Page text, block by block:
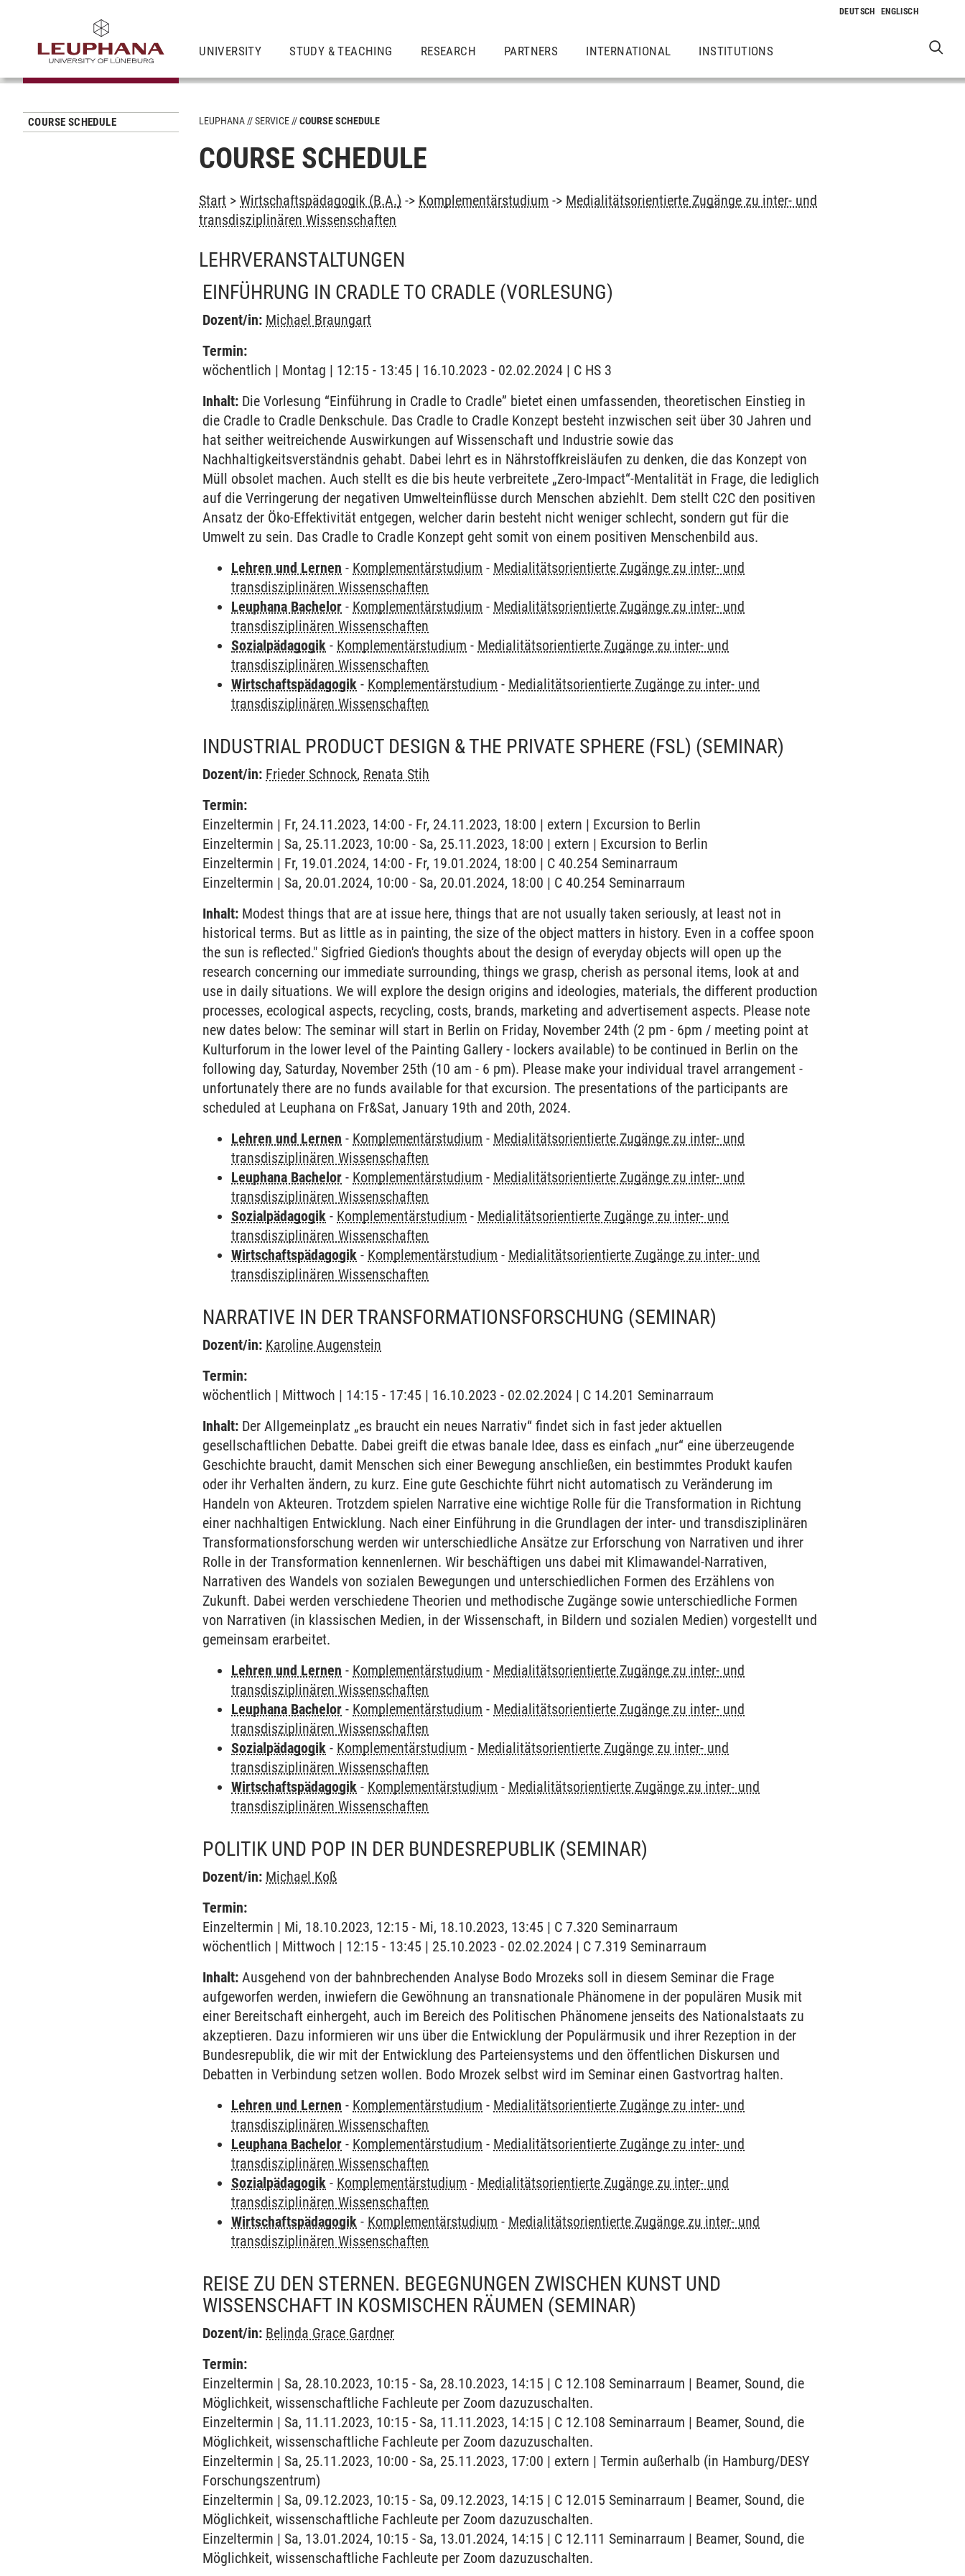
UNIVERSITY STUDY & TEACHING RESEARCH PARTNERS INTERNATIONAL INSTITUTIONS
COURSE SCHEDULE LEUPHANA SERVICE COURSE SCHEDULE
COURSE SCHEDULE
Start >Wirtschaftspädagogik (B.A.) -> Komplementärstudium -> Medialitätsorientierte Zugänge zu inter- und
transdisziplinären Wissenschaften
LEHRVERANSTALTUNGEN
EINFÜHRUNG IN CRADLE TO CRADLE (VORLESUNG)
Dozent/in: Michael Braungart
Termin:
wöchentlich | Montag | 12:15 - 13:45 | 16.10.2023 - 02.02.2024 | C HS 3
Inhalt: Die Vorlesung “Einführung in Cradle to Cradle” bietet einen umfassenden, theoretischen Einstieg in
die Cradle to Cradle Denkschule. Das Cradle to Cradle Konzept besteht inzwischen seit über 30 Jahren und
hat seither weitreichende Auswirkungen auf Wissenschaft und Industrie sowie das
Nachhaltigkeitsverständnis gehabt. Dabei lehrt es in Nährstoffkreisläufen zu denken, die das Konzept von
Müll obsolet machen. Auch stellt es die bis heute verbreitete „Zero-Impact“-Mentalität in Frage, die lediglich
auf die Verringerung der negativen Umwelteinflüsse durch Menschen abziehlt. Dem stellt C2C den positiven
Ansatz der Öko-Effektivität entgegen, welcher darin besteht nicht weniger schlecht, sondern gut für die
Umwelt zu sein. Das Cradle to Cradle Konzept geht somit von einem positiven Menschenbild aus.
Lehren und Lernen - Komplementärstudium - Medialitätsorientierte Zugänge zu inter- und
transdisziplinären Wissenschaften
Leuphana Bachelor - Komplementärstudium - Medialitätsorientierte Zugänge zu inter- und
transdisziplinären Wissenschaften
Sozialpädagogik - Komplementärstudium - Medialitätsorientierte Zugänge zu inter- und
transdisziplinären Wissenschaften
Wirtschaftspädagogik - Komplementärstudium - Medialitätsorientierte Zugänge zu inter- und
transdisziplinären Wissenschaften
INDUSTRIAL PRODUCT DESIGN & THE PRIVATE SPHERE (FSL) (SEMINAR)
Dozent/in: Frieder Schnock, Renata Stih
Termin:
Einzeltermin | Fr, 24.11.2023, 14:00 - Fr, 24.11.2023, 18:00 | extern | Excursion to Berlin
Einzeltermin | Sa, 25.11.2023, 10:00 - Sa, 25.11.2023, 18:00 | extern | Excursion to Berlin
Einzeltermin | Fr, 19.01.2024, 14:00 - Fr, 19.01.2024, 18:00 | C 40.254 Seminarraum
Einzeltermin | Sa, 20.01.2024, 10:00 - Sa, 20.01.2024, 18:00 | C 40.254 Seminarraum
Inhalt: Modest things that are at issue here, things that are not usually taken seriously, at least not in
historical terms. But as little as in painting, the size of the object matters in history. Even in a coffee spoon
the sun is reflected." Sigfried Giedion's thoughts about the design of everyday objects will open up the
research concerning our immediate surrounding, things we grasp, cherish as personal items, look at and
use in daily situations. We will explore the design origins and ideologies, materials, the different production
processes, ecological aspects, recycling, costs, brands, marketing and advertisement aspects. Please note
new dates below: The seminar will start in Berlin on Friday, November 24th (2 pm - 6pm / meeting point at
Kulturforum in the lower level of the Painting Gallery - lockers available) to be continued in Berlin on the
following day, Saturday, November 25th (10 am - 6 pm). Please make your individual travel arrangement -
unfortunately there are no funds available for that excursion. The presentations of the participants are
scheduled at Leuphana on Fr&Sat, January 19th and 20th, 2024.
Lehren und Lernen - Komplementärstudium - Medialitätsorientierte Zugänge zu inter- und
transdisziplinären Wissenschaften
Leuphana Bachelor - Komplementärstudium - Medialitätsorientierte Zugänge zu inter- und
transdisziplinären Wissenschaften
Sozialpädagogik - Komplementärstudium - Medialitätsorientierte Zugänge zu inter- und
transdisziplinären Wissenschaften
Wirtschaftspädagogik - Komplementärstudium - Medialitätsorientierte Zugänge zu inter- und
transdisziplinären Wissenschaften
NARRATIVE IN DER TRANSFORMATIONSFORSCHUNG (SEMINAR)
Dozent/in: Karoline Augenstein
Termin:
wöchentlich | Mittwoch | 14:15 - 17:45 | 16.10.2023 - 02.02.2024 | C 14.201 Seminarraum
Inhalt: Der Allgemeinplatz „es braucht ein neues Narrativ“ findet sich in fast jeder aktuellen
gesellschaftlichen Debatte. Dabei greift die etwas banale Idee, dass es einfach „nur“ eine überzeugende
Geschichte braucht, damit Menschen sich einer Bewegung anschließen, ein bestimmtes Produkt kaufen
oder ihr Verhalten ändern, zu kurz. Eine gute Geschichte führt nicht automatisch zu Veränderung im
Handeln von Akteuren. Trotzdem spielen Narrative eine wichtige Rolle für die Transformation in Richtung
einer nachhaltigen Entwicklung. Nach einer Einführung in die Grundlagen der inter- und transdisziplinären
Transformationsforschung werden wir unterschiedliche Ansätze zur Erforschung von Narrativen und ihrer
Rolle in der Transformation kennenlernen. Wir beschäftigen uns dabei mit Klimawandel-Narrativen,
Narrativen des Wandels von sozialen Bewegungen und unterschiedlichen Formen des Erzählens von
Zukunft. Dabei werden verschiedene Theorien und methodische Zugänge sowie unterschiedliche Formen
von Narrativen (in klassischen Medien, in der Wissenschaft, in Bildern und sozialen Medien) vorgestellt und
gemeinsam erarbeitet.
Lehren und Lernen - Komplementärstudium - Medialitätsorientierte Zugänge zu inter- und
transdisziplinären Wissenschaften
Leuphana Bachelor - Komplementärstudium - Medialitätsorientierte Zugänge zu inter- und
transdisziplinären Wissenschaften
Sozialpädagogik - Komplementärstudium - Medialitätsorientierte Zugänge zu inter- und
transdisziplinären Wissenschaften
Wirtschaftspädagogik - Komplementärstudium - Medialitätsorientierte Zugänge zu inter- und
transdisziplinären Wissenschaften
POLITIK UND POP IN DER BUNDESREPUBLIK (SEMINAR)
Dozent/in: Michael Koß
Termin:
Einzeltermin | Mi, 18.10.2023, 12:15 - Mi, 18.10.2023, 13:45 | C 7.320 Seminarraum
wöchentlich | Mittwoch | 12:15 - 13:45 | 25.10.2023 - 02.02.2024 | C 7.319 Seminarraum
Inhalt: Ausgehend von der bahnbrechenden Analyse Bodo Mrozeks soll in diesem Seminar die Frage
aufgeworfen werden, inwiefern die Gewöhnung an transnationale Phänomene in der populären Musik mit
einer Bereitschaft einhergeht, auch im Bereich des Politischen Phänomene jenseits des Nationalstaats zu
akzeptieren. Dazu informieren wir uns über die Entwicklung der Populärmusik und ihrer Rezeption in der
Bundesrepublik, die wir mit der Entwicklung des Parteiensystems und den öffentlichen Diskursen und
Debatten in Verbindung setzen wollen. Bodo Mrozek selbst wird im Seminar einen Gastvortrag halten.
Lehren und Lernen - Komplementärstudium - Medialitätsorientierte Zugänge zu inter- und
transdisziplinären Wissenschaften
Leuphana Bachelor - Komplementärstudium - Medialitätsorientierte Zugänge zu inter- und
transdisziplinären Wissenschaften
Sozialpädagogik - Komplementärstudium - Medialitätsorientierte Zugänge zu inter- und
transdisziplinären Wissenschaften
Wirtschaftspädagogik - Komplementärstudium - Medialitätsorientierte Zugänge zu inter- und
transdisziplinären Wissenschaften
REISE ZU DEN STERNEN. BEGEGNUNGEN ZWISCHEN KUNST UND
WISSENSCHAFT IN KOSMISCHEN RÄUMEN (SEMINAR)
Dozent/in: Belinda Grace Gardner
Termin:
Einzeltermin | Sa, 28.10.2023, 10:15 - Sa, 28.10.2023, 14:15 | C 12.108 Seminarraum | Beamer, Sound, die
Möglichkeit, wissenschaftliche Fachleute per Zoom dazuzuschalten.
Einzeltermin | Sa, 11.11.2023, 10:15 - Sa, 11.11.2023, 14:15 | C 12.108 Seminarraum | Beamer, Sound, die
Möglichkeit, wissenschaftliche Fachleute per Zoom dazuzuschalten.
Einzeltermin | Sa, 25.11.2023, 10:00 - Sa, 25.11.2023, 17:00 | extern | Termin außerhalb (in Hamburg/DESY
Forschungszentrum)
Einzeltermin | Sa, 09.12.2023, 10:15 - Sa, 09.12.2023, 14:15 | C 12.015 Seminarraum | Beamer, Sound, die
Möglichkeit, wissenschaftliche Fachleute per Zoom dazuzuschalten.
Einzeltermin | Sa, 13.01.2024, 10:15 - Sa, 13.01.2024, 14:15 | C 12.111 Seminarraum | Beamer, Sound, die
Möglichkeit, wissenschaftliche Fachleute per Zoom dazuzuschalten.